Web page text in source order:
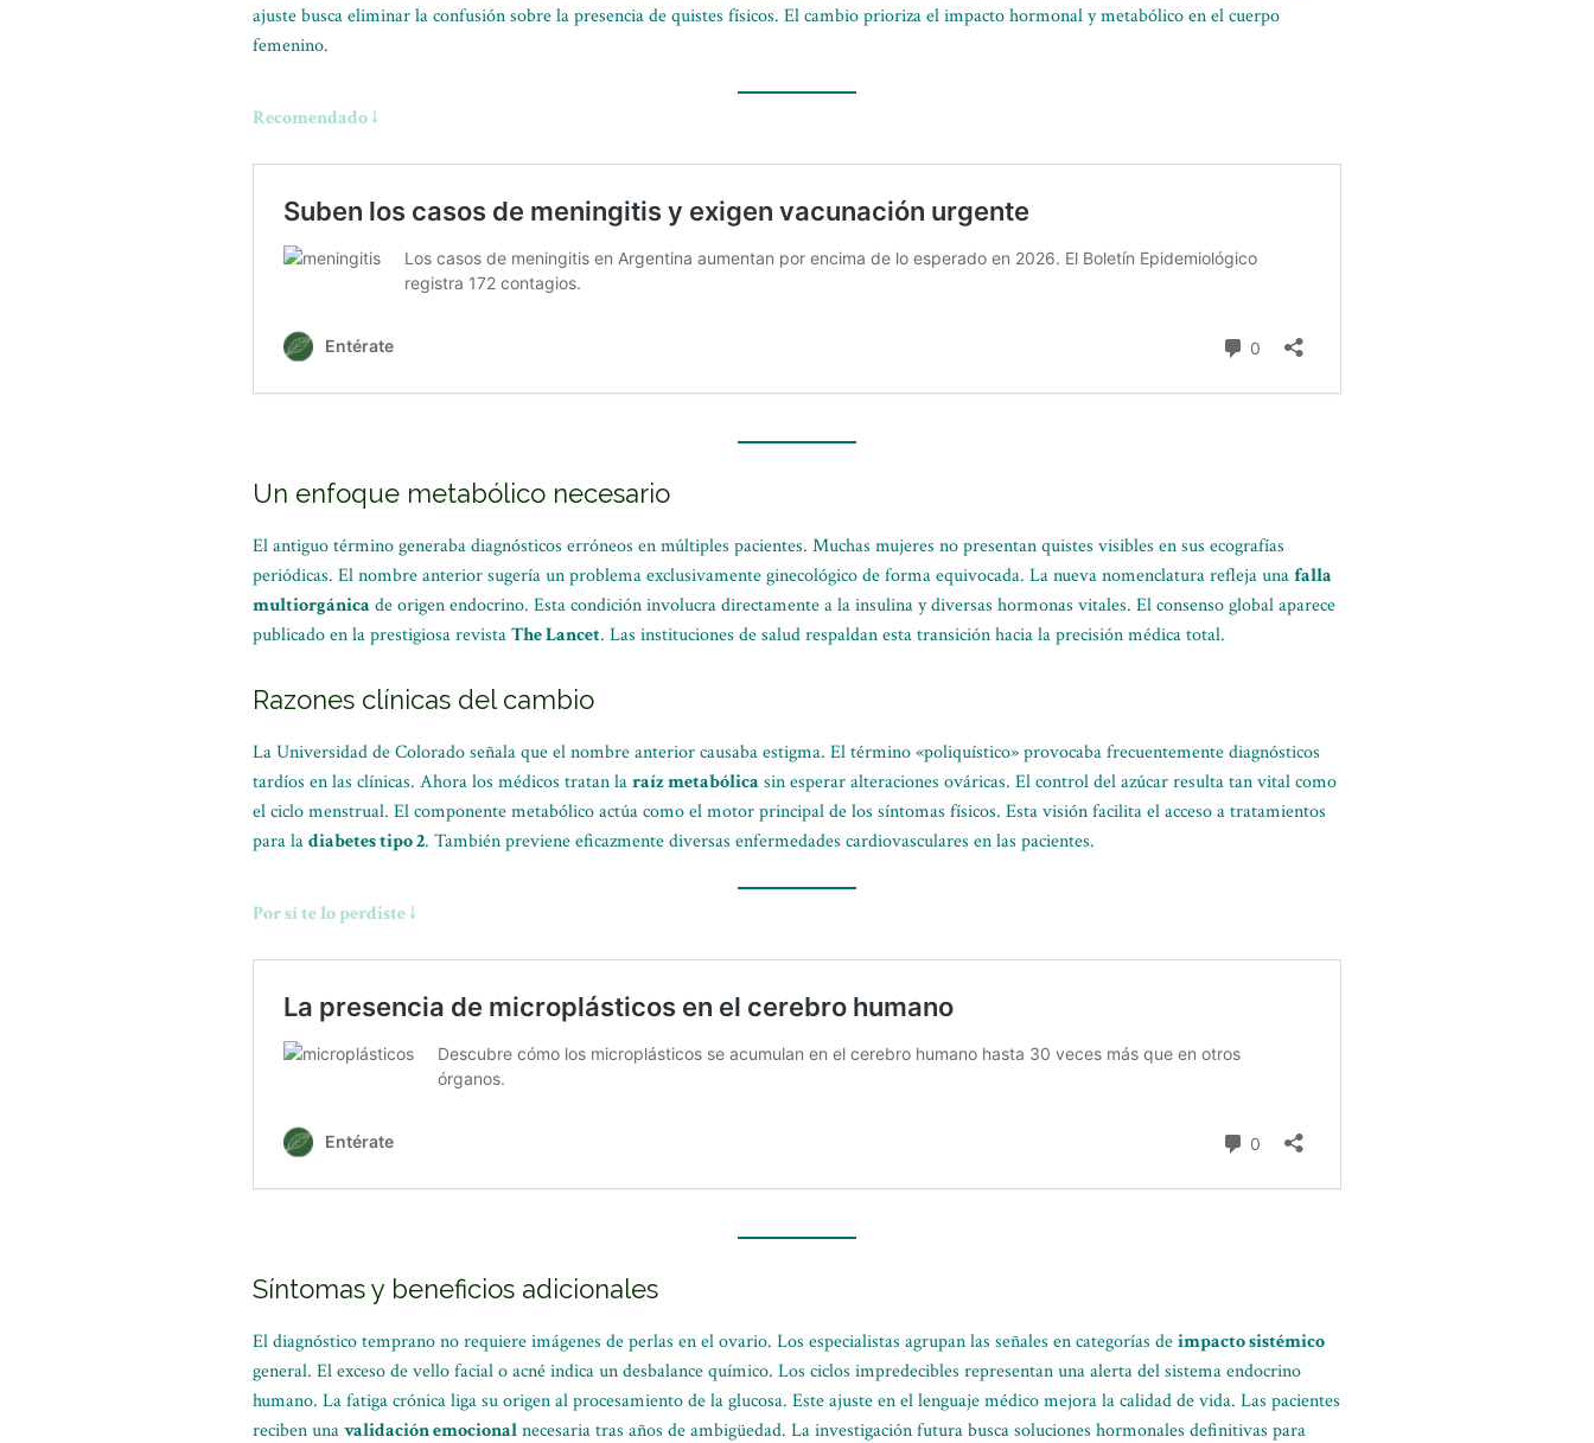
ajuste busca eliminar la confusión sobre la presencia de quistes físicos. El cambio prioriza el impacto hormonal y metabólico en el cuerpo
femenino.
Recomendado ↓
Un enfoque metabólico necesario
El antiguo término generaba diagnósticos erróneos en múltiples pacientes. Muchas mujeres no presentan quistes visibles en sus ecografías
periódicas. El nombre anterior sugería un problema exclusivamente ginecológico de forma equivocada. La nueva nomenclatura refleja unafalla
multiorgánica de origen endocrino. Esta condición involucra directamente a la insulina y diversas hormonas vitales. El consenso global aparece
publicado en la prestigiosa revistaThe Lancet. Las instituciones de salud respaldan esta transición hacia la precisión médica total.
Razones clínicas del cambio
La Universidad de Colorado señala que el nombre anterior causaba estigma. El término «poliquístico» provocaba frecuentemente diagnósticos
tardíos en las clínicas. Ahora los médicos tratan laraíz metabólica sin esperar alteraciones ováricas. El control del azúcar resulta tan vital como
el ciclo menstrual. El componente metabólico actúa como el motor principal de los síntomas físicos. Esta visión facilita el acceso a tratamientos
para ladiabetes tipo 2. También previene eficazmente diversas enfermedades cardiovasculares en las pacientes.
Por sí te lo perdiste ↓
Síntomas y beneficios adicionales
El diagnóstico temprano no requiere imágenes de perlas en el ovario. Los especialistas agrupan las señales en categorías deimpacto sistémico
general. El exceso de vello facial o acné indica un desbalance químico. Los ciclos impredecibles representan una alerta del sistema endocrino
humano. La fatiga crónica liga su origen al procesamiento de la glucosa. Este ajuste en el lenguaje médico mejora la calidad de vida. Las pacientes
reciben unavalidación emocionalnecesaria tras años de ambigüedad. La investigación futura busca soluciones hormonales definitivas para